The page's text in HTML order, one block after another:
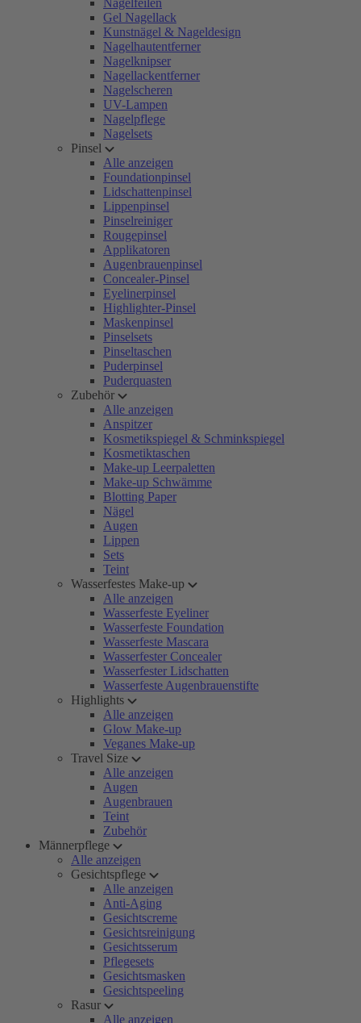
Nagelfeilen
Gel Nagellack
Kunstnägel & Nageldesign
Nagelhautentferner
Nagelknipser
Nagellackentferner
Nagelscheren
UV-Lampen
Nagelpflege
Nagelsets
Pinsel
Alle anzeigen
Foundationpinsel
Lidschattenpinsel
Lippenpinsel
Pinselreiniger
Rougepinsel
Applikatoren
Augenbrauenpinsel
Concealer-Pinsel
Eyelinerpinsel
Highlighter-Pinsel
Maskenpinsel
Pinselsets
Pinseltaschen
Puderpinsel
Puderquasten
Zubehör
Alle anzeigen
Anspitzer
Kosmetikspiegel & Schminkspiegel
Kosmetiktaschen
Make-up Leerpaletten
Make-up Schwämme
Blotting Paper
Nägel
Augen
Lippen
Sets
Teint
Wasserfestes Make-up
Alle anzeigen
Wasserfeste Eyeliner
Wasserfeste Foundation
Wasserfeste Mascara
Wasserfester Concealer
Wasserfester Lidschatten
Wasserfeste Augenbrauenstifte
Highlights
Alle anzeigen
Glow Make-up
Veganes Make-up
Travel Size
Alle anzeigen
Augen
Augenbrauen
Teint
Zubehör
Männerpflege
Alle anzeigen
Gesichtspflege
Alle anzeigen
Anti-Aging
Gesichtscreme
Gesichtsreinigung
Gesichtsserum
Pflegesets
Gesichtsmasken
Gesichtspeeling
Rasur
Alle anzeigen